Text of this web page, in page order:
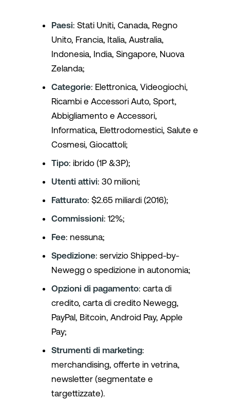
Paesi: Stati Uniti, Canada, Regno
Unito, Francia, Italia, Australia,
Indonesia, India, Singapore, Nuova
Zelanda;
Categorie: Elettronica, Videogiochi,
Ricambi e Accessori Auto, Sport,
Abbigliamento e Accessori,
Informatica, Elettrodomestici, Salute e
Cosmesi, Giocattoli;
Tipo: ibrido (1P &3P);
Utenti attivi: 30 milioni;
Fatturato: $2.65 miliardi (2016);
Commissioni: 12%;
Fee: nessuna;
Spedizione: servizio Shipped-by-
Newegg o spedizione in autonomia;
Opzioni di pagamento: carta di
credito, carta di credito Newegg,
PayPal, Bitcoin, Android Pay, Apple
Pay;
Strumenti di marketing:
merchandising, offerte in vetrina,
newsletter (segmentate e
targettizzate).